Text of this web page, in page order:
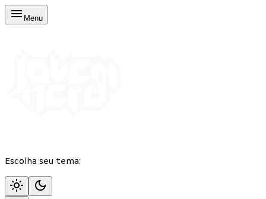
Menu
Escolha seu tema: